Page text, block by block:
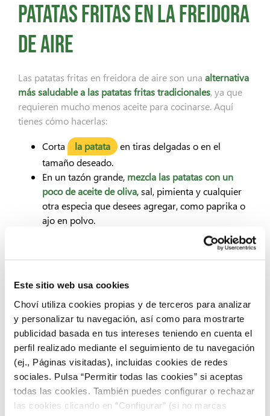
Este sitio web usa cookies
Choví utiliza cookies propias y de terceros para analizar
y personalizar tu navegación, así como para mostrarte
publicidad basada en tus intereses teniendo en cuenta el
perfil realizado mediante el seguimiento de tu navegación
(ej., Páginas visitadas), incluidas cookies de redes
sociales. Pulsa “Permitir todas las cookies” si aceptas
todas las cookies. También puedes configurar o rechazar
las cookies clicando en “Configurar” (si no marcas
Patatas fritas en la freidora
de aire
Las patatas fritas en freidora de aire son una alternativa
más saludable a las patatas fritas tradicionales, ya que
requieren mucho menos aceite para cocinarse. Aquí
tienes cómo hacerlas:
Corta
la patata
en tiras delgadas o en el
tamaño deseado.
En un tazón grande, mezcla las patatas con un
poco de aceite de oliva, sal, pimienta y cualquier
otra especia que desees agregar, como paprika o
ajo en polvo.
3 minutos a 200 °C.
Pasado ese tiempo, coloca las patatas en la cesta
de la freidora de airey cocina a 200 °C durante
crujientes. Agita cuando haya pasado la mitad del
tiempo para garantizar una cocción pareja.
Ya solo queda servir las patatas fritas en freidora de aire
caliente, acompañadas de tu salsa favorita.
Recalentar patatas fritas